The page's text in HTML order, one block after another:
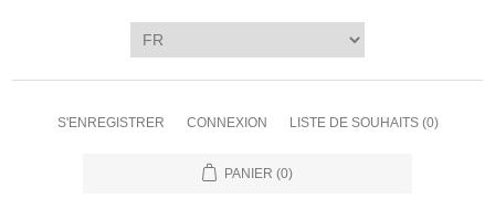
S'ENREGISTRER CONNEXION LISTE DE SOUHAITS (0)
PANIER (0)